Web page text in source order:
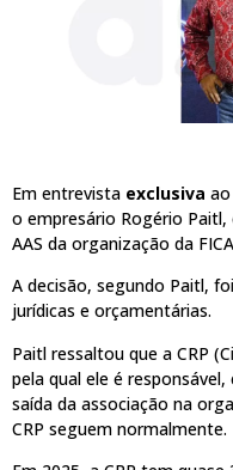
Em entrevista exclusiva
o empresário Rogério
AAS da organização da
A decisão, segundo Paitl,
jurídicas e orçamentárias.
Paitl ressaltou que a CRP
pela qual ele é
saída da associação na
CRP seguem normalmente.